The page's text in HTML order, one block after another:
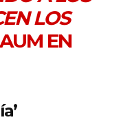
LOS
EN